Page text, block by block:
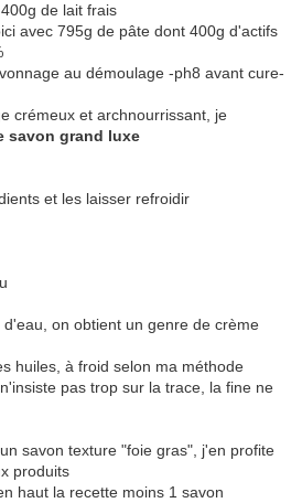
de lait frais
avec 795g de pâte dont 400g d'actifs
au démoulage -ph8 avant cure-
crémeux et archnourrissant, je
savon grand luxe
et les laisser refroidir
on obtient un genre de crème
huiles, à froid selon ma méthode
pas trop sur la trace, la fine ne
savon texture "foie gras", j'en profite
produits
haut la recette moins 1 savon